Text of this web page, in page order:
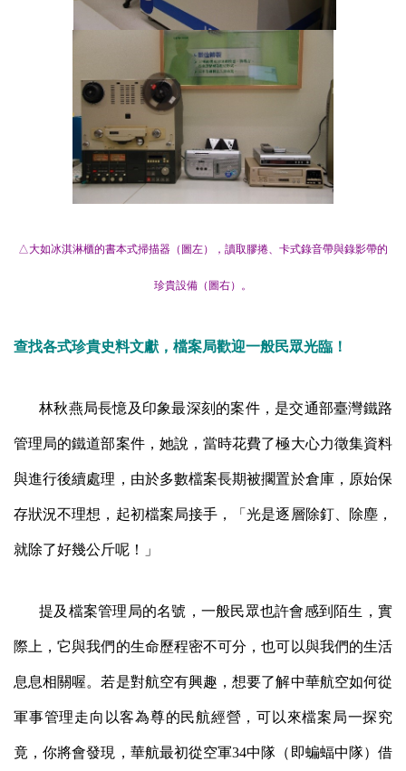
△大如冰淇淋櫃的書本式掃描器（圖左），讀取膠捲、卡式錄音帶與錄影帶的
珍貴設備（圖右）。
查找各式珍貴史料文獻，檔案局歡迎一般民眾光臨！
林秋燕局長憶及印象最深刻的案件，是交通部臺灣鐵路
管理局的鐵道部案件，她說，當時花費了極大心力徵集資料
與進行後續處理，由於多數檔案長期被擱置於倉庫，原始保
存狀況不理想，起初檔案局接手，「光是逐層除釘、 除塵，
就除了好幾公斤呢！」
提及檔案管理局的名號， 一般民眾也許會感到陌生，實
際上，它與我們的生命歷程密不可分，也可以與我們的生活
息息相關喔。若是對航空有興趣，想要了解中華航空如何從
軍事管理走向以客為尊的民航經營，可以來檔案局一探究
竟，你將會發現，華航最初從空軍34中隊（即蝙蝠中隊）借